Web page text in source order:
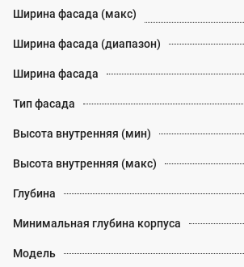
Ширина фасада (макс)
Ширина фасада (диапазон)
Ширина фасада
Тип фасада
Высота внутренняя (мин)
Высота внутренняя (макс)
Глубина
Минимальная глубина корпуса
Модель